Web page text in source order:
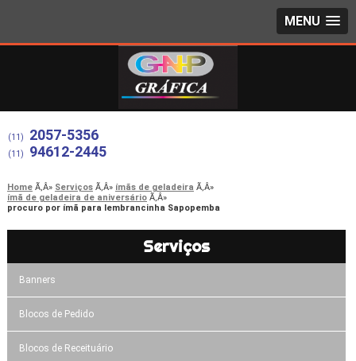
MENU
(11) 2057-5356
(11) 94612-2445
Home Serviços
ímãs de geladeira
ímã de geladeira de aniversário
procuro por ímã para lembrancinha Sapopemba
Serviços
Banners
Blocos de Pedido
Blocos de Receituário